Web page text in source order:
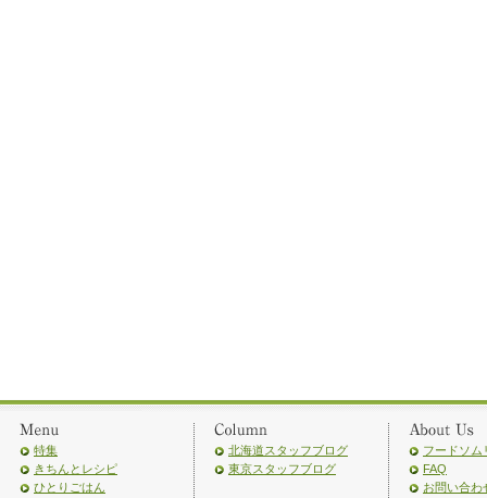
特集
きちんとレシピ
ひとりごはん
北海道スタッフブログ
東京スタッフブログ
フードソム
FAQ
お問い合わ